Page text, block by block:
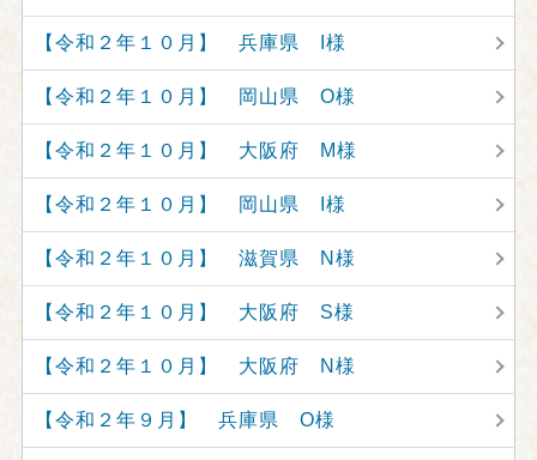
【令和２年１０月】 兵庫県 I様
【令和２年１０月】 岡山県 O様
【令和２年１０月】 大阪府 M様
【令和２年１０月】 岡山県 I様
【令和２年１０月】 滋賀県 N様
【令和２年１０月】 大阪府 S様
【令和２年１０月】 大阪府 N様
【令和２年９月】 兵庫県 O様